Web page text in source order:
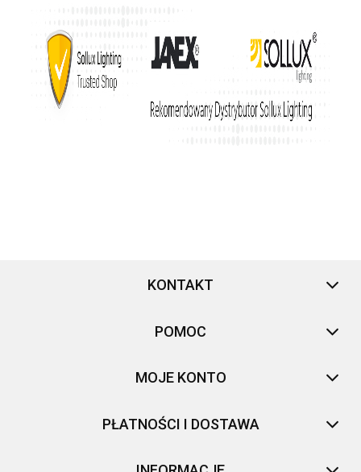
KONTAKT
POMOC
MOJE KONTO
PŁATNOŚCI I DOSTAWA